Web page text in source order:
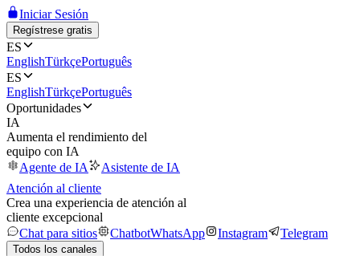
Iniciar Sesión
Regístrese gratis
ES
EnglishTürkçePortuguês
ES
EnglishTürkçePortuguês
Oportunidades
IA
Aumenta el rendimiento del
equipo con IA
Agente de IA
Asistente de IA
Atención al cliente
Crea una experiencia de atención al
cliente excepcional
Chat para sitios
ChatbotWhatsApp Instagram Telegram
Todos los canales